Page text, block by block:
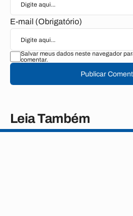
E-mail (Obrigatório)
Salvar meus dados neste navegador
comentar.
Publicar
Leia Também